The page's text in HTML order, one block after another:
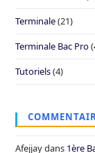
Terminale(21)
Terminale Bac Pro
Tutoriels(4)
Afejjaydans 1ère